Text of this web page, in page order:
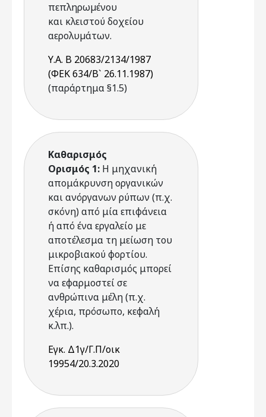
πεπληρωµένου
και κλειστού δοχείου
αερολυµάτων.
Υ.Α. Β 20683/2134/1987
(ΦΕΚ 634/Β` 26.11.1987)
(παράρτημα §1.5)
Καθαρισμός
Ορισμός 1: Η μηχανική
απομάκρυνση οργανικών
και ανόργανων ρύπων (π.χ.
σκόνη) από μία επιφάνεια
ή από ένα εργαλείο με
αποτέλεσμα τη μείωση του
μικροβιακού φορτίου.
Επίσης καθαρισμός μπορεί
να εφαρμοστεί σε
ανθρώπινα μέλη (π.χ.
χέρια, πρόσωπο, κεφαλή
κ.λπ.).
Εγκ. Δ1γ/Γ.Π/οικ
19954/20.3.2020